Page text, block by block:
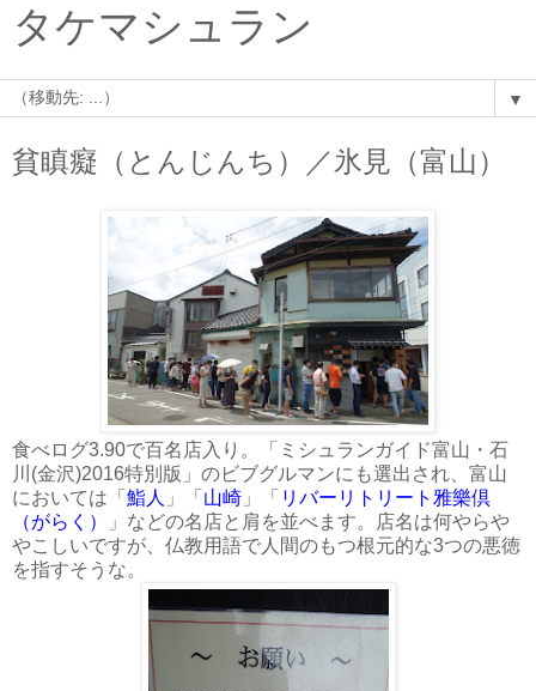
タケマシュラン
▼
貧瞋癡（とんじんち）／氷見（富山）
食べログ3.90で百名店入り。「ミシュランガイド富山・石
川(金沢)2016特別版」のビブグルマンにも選出され、富山
においては「 鮨人 」「 山崎 」「 リバーリトリート雅樂倶
（がらく）
」などの名店と肩を並べます。店名は何やらや
やこしいですが、仏教用語で人間のもつ根元的な3つの悪徳
を指すそうな。